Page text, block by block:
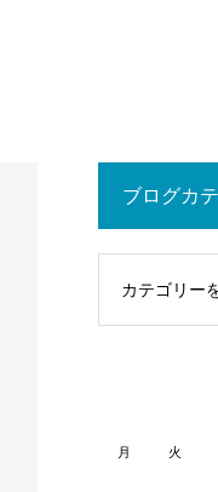
ブログカ
月 火